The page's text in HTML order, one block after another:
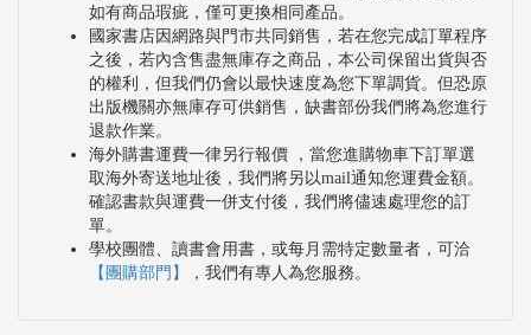
如有商品瑕疵，僅可更換相同產品。
國家書店因網路與門市共同銷售，若在您完成訂單程序
之後，若內含售盡無庫存之商品，本公司保留出貨與否
的權利，但我們仍會以最快速度為您下單調貨。但恐原
出版機關亦無庫存可供銷售，缺書部份我們將為您進行
退款作業。
海外購書運費一律另行報價 ，當您進購物車下訂單選
取海外寄送地址後，我們將另以mail通知您運費金額。
確認書款與運費一併支付後，我們將儘速處理您的訂
單。
學校團體、讀書會用書，或每月需特定數量者，可洽
【團購部門】
，我們有專人為您服務。